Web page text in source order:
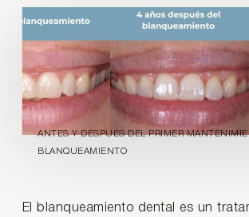
ANTES Y DESPUÉS DEL PRIMER
BLANQUEAMIENTO
El blanqueamiento dental es un